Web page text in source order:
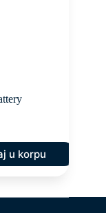
u korpu